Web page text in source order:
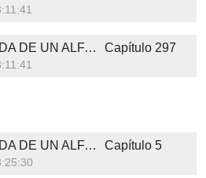
EMBARAZADA DE UN ALFA POR ACCIDENTE Capítulo 297
EMBARAZADA DE UN ALFA POR ACCIDENTE Capítulo 5